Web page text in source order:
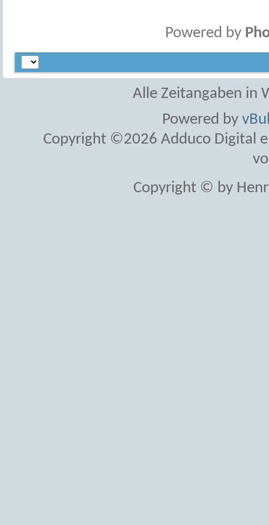
Powered by
Alle Zeitangaben in
Powered by
Copyright ©2026 Adduco Digital
Copyright © by